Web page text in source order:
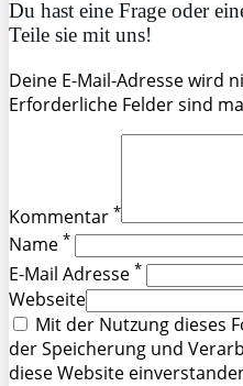
Du hast eine Frage oder
Teile sie mit uns!
Deine E-Mail-Adresse wird
Erforderliche Felder sind
Kommentar *
Name *
E-Mail Adresse *
Webseite
Mit der Nutzung dieses
der Speicherung und
diese Website